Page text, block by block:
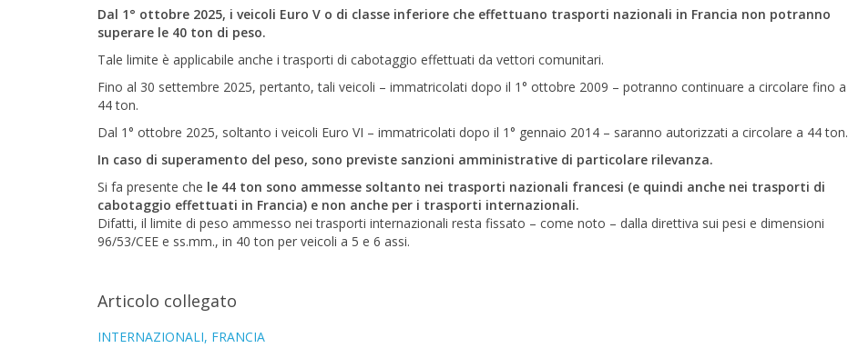
Dal 1° ottobre 2025, i veicoli Euro V o di classe inferiore che effettuano trasporti nazionali in Francia non potranno
superare le 40 ton di peso.
Tale limite è applicabile anche i trasporti di cabotaggio effettuati da vettori comunitari.
Fino al 30 settembre 2025, pertanto, tali veicoli – immatricolati dopo il 1° ottobre 2009 – potranno continuare a circolare fino a
44 ton.
Dal 1° ottobre 2025, soltanto i veicoli Euro VI – immatricolati dopo il 1° gennaio 2014 – saranno autorizzati a circolare a 44 ton.
In caso di superamento del peso, sono previste sanzioni amministrative di particolare rilevanza.
Si fa presente che le 44 ton sono ammesse soltanto nei trasporti nazionali francesi (e quindi anche nei trasporti di
cabotaggio effettuati in Francia) e non anche per i trasporti internazionali.
Difatti, il limite di peso ammesso nei trasporti internazionali resta fissato – come noto – dalla direttiva sui pesi e dimensioni
96/53/CEE e ss.mm., in 40 ton per veicoli a 5 e 6 assi.
Articolo collegato
INTERNAZIONALI, FRANCIA